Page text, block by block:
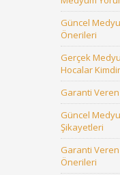
Güncel
Önerileri
Gerçek
Hocalar
Garanti
Güncel
Şikayetleri
Garanti
Önerileri